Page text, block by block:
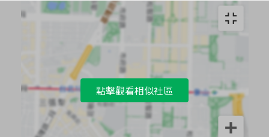
點擊觀看相似社區